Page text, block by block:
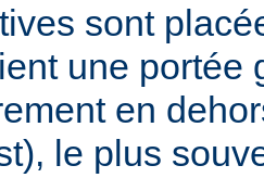
sont
une portée
en
le plus